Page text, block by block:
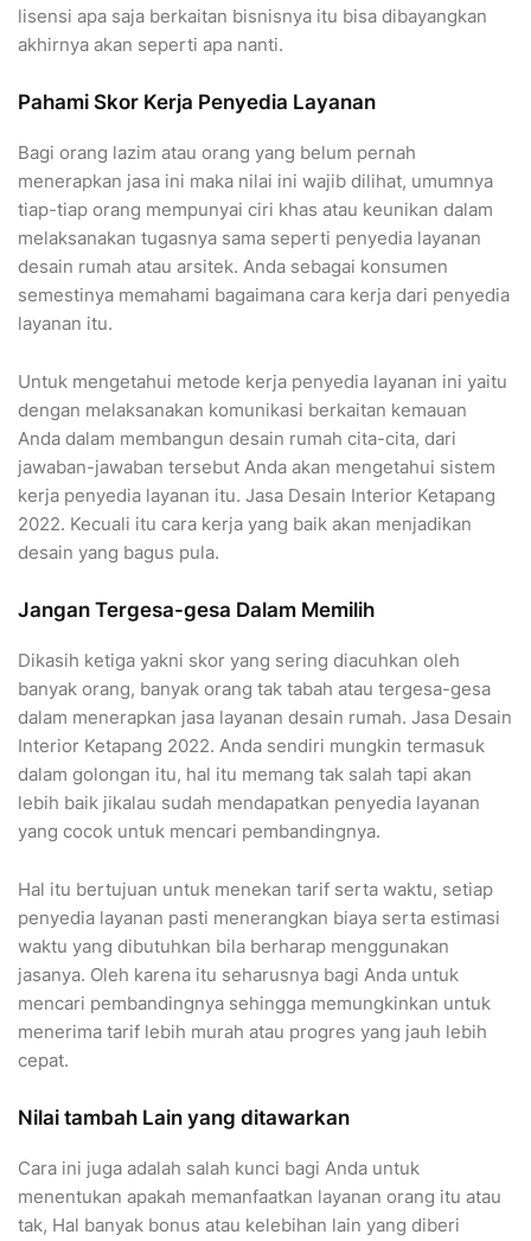
lisensi apa saja berkaitan bisnisnya itu bisa dibayangkan
akhirnya akan seperti apa nanti.
Pahami Skor Kerja Penyedia Layanan
Bagi orang lazim atau orang yang belum pernah
menerapkan jasa ini maka nilai ini wajib dilihat, umumnya
tiap-tiap orang mempunyai ciri khas atau keunikan dalam
melaksanakan tugasnya sama seperti penyedia layanan
desain rumah atau arsitek. Anda sebagai konsumen
semestinya memahami bagaimana cara kerja dari penyedia
layanan itu.
Untuk mengetahui metode kerja penyedia layanan ini yaitu
dengan melaksanakan komunikasi berkaitan kemauan
Anda dalam membangun desain rumah cita-cita, dari
jawaban-jawaban tersebut Anda akan mengetahui sistem
kerja penyedia layanan itu. Jasa Desain Interior Ketapang
2022. Kecuali itu cara kerja yang baik akan menjadikan
desain yang bagus pula.
Jangan Tergesa-gesa Dalam Memilih
Dikasih ketiga yakni skor yang sering diacuhkan oleh
banyak orang, banyak orang tak tabah atau tergesa-gesa
dalam menerapkan jasa layanan desain rumah. Jasa Desain
Interior Ketapang 2022. Anda sendiri mungkin termasuk
dalam golongan itu, hal itu memang tak salah tapi akan
lebih baik jikalau sudah mendapatkan penyedia layanan
yang cocok untuk mencari pembandingnya.
Hal itu bertujuan untuk menekan tarif serta waktu, setiap
penyedia layanan pasti menerangkan biaya serta estimasi
waktu yang dibutuhkan bila berharap menggunakan
jasanya. Oleh karena itu seharusnya bagi Anda untuk
mencari pembandingnya sehingga memungkinkan untuk
menerima tarif lebih murah atau progres yang jauh lebih
cepat.
Nilai tambah Lain yang ditawarkan
Cara ini juga adalah salah kunci bagi Anda untuk
menentukan apakah memanfaatkan layanan orang itu atau
tak, Hal banyak bonus atau kelebihan lain yang diberi